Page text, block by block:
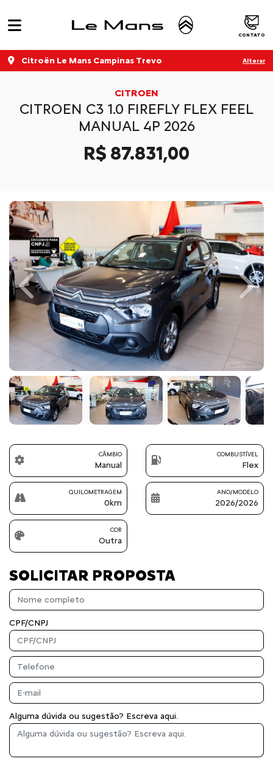
CONTATO
Citroën Le Mans Campinas Trevo Alterar
CITROEN
CITROEN C3 1.0 FIREFLY FLEX FEEL
MANUAL 4P 2026
R$ 87.831,00
Previous Next
CÂMBIO
Manual
COMBUSTÍVEL
Flex
QUILOMETRAGEM
0km
ANO/MODELO
2026/2026
COR
Outra
SOLICITAR PROPOSTA
CPF/CNPJ
Alguma dúvida ou sugestão? Escreva aqui.